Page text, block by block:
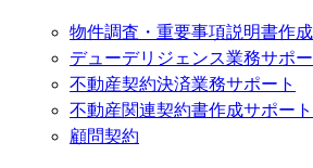
物件調査・重要事項説明書作成
デューデリジェンス業務サポー
不動産契約決済業務サポート
不動産関連契約書作成サポート
顧問契約